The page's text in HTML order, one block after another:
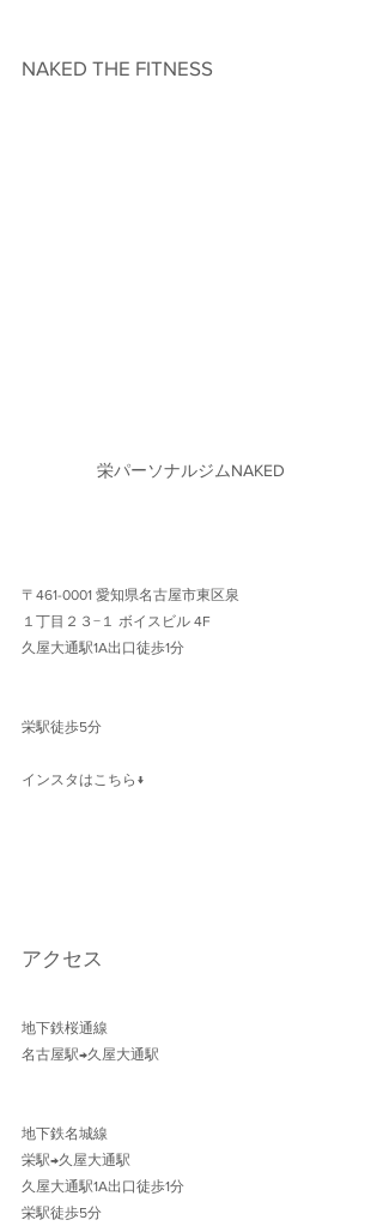
NAKED THE FITNESS
栄パーソナルジムNAKED
〒461-0001 愛知県名古屋市東区泉
１丁目２３−１ ボイスビル 4F
久屋大通駅1A出口徒歩1分
栄駅徒歩5分
インスタはこちら↓
アクセス
地下鉄桜通線
名古屋駅→久屋大通駅
地下鉄名城線
栄駅→久屋大通駅
久屋大通駅1A出口徒歩1分
栄駅徒歩5分